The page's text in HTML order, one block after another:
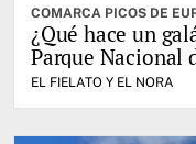
COMARCA PICOS DE
¿Qué hace un
Parque Nacional
EL FIELATO Y EL NORA